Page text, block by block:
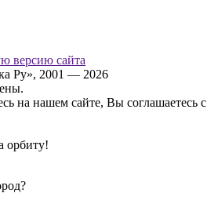
с/с)
G
версию сайта
Ру», 2001 — 2026
на нашем сайте, Вы соглашаетесь с
орбиту!